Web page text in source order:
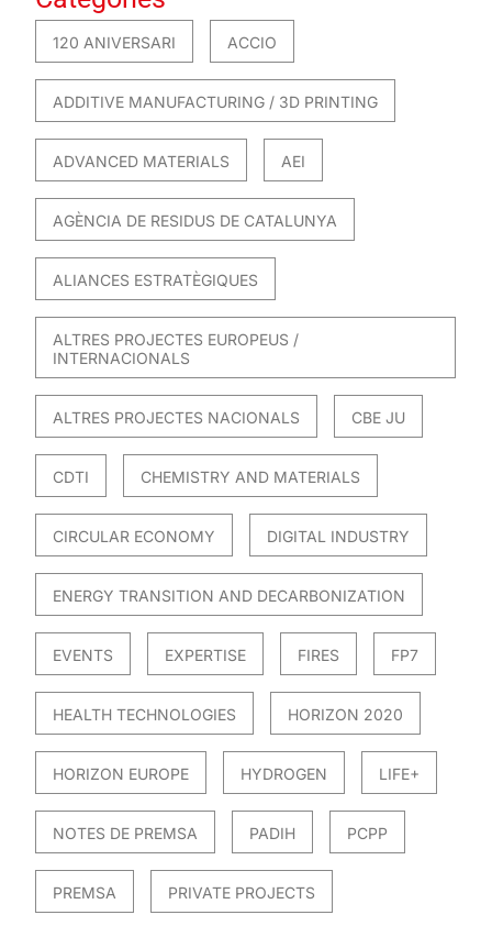
120 ANIVERSARI ACCIO
ADDITIVE MANUFACTURING / 3D PRINTING
ADVANCED MATERIALS AEI
AGÈNCIA DE RESIDUS DE CATALUNYA
ALIANCES ESTRATÈGIQUES
ALTRES PROJECTES EUROPEUS /
INTERNACIONALS
ALTRES PROJECTES NACIONALS CBE JU
CDTI CHEMISTRY AND MATERIALS
CIRCULAR ECONOMY DIGITAL INDUSTRY
ENERGY TRANSITION AND DECARBONIZATION
EVENTS EXPERTISE FIRES FP7
HEALTH TECHNOLOGIES HORIZON 2020
HORIZON EUROPE HYDROGEN LIFE+
NOTES DE PREMSA PADIH PCPP
PREMSA PRIVATE PROJECTS